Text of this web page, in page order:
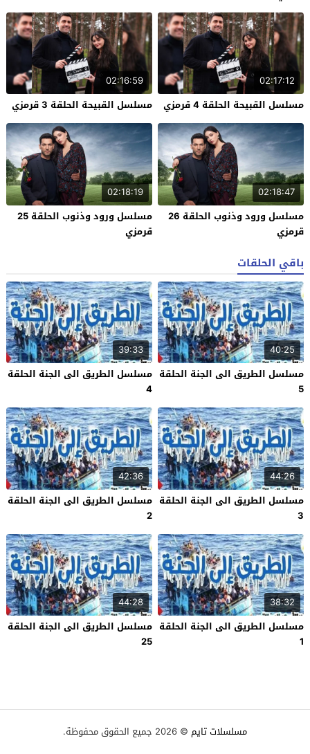
02:17:12
مسلسل القبيحة الحلقة 4 قرمزي
02:16:59
مسلسل القبيحة الحلقة 3 قرمزي
02:18:47
مسلسل ورود وذنوب الحلقة 26
قرمزي
02:18:19
مسلسل ورود وذنوب الحلقة 25
قرمزي
باقي الحلقات
40:25
مسلسل الطريق الى الجنة الحلقة
5
39:33
مسلسل الطريق الى الجنة الحلقة
4
44:26
مسلسل الطريق الى الجنة الحلقة
3
42:36
مسلسل الطريق الى الجنة الحلقة
2
38:32
مسلسل الطريق الى الجنة الحلقة
1
44:28
مسلسل الطريق الى الجنة الحلقة
25
مسلسلات تايم © 2026 جميع الحقوق محفوظة.